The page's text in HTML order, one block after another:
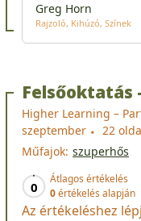
Greg Horn
Rajzoló Kihúzó Színek
Felsőoktatás
Higher Learning –
szeptember
22
Műfajok: szuperhős
0
Átlagos értékelés
0értékelés alapján
Az értékeléshez